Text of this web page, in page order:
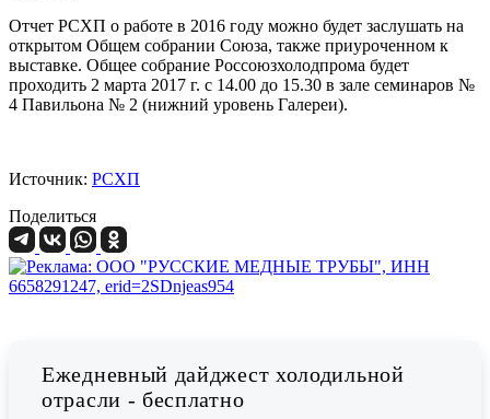
Отчет РСХП о работе в 2016 году можно будет заслушать на
открытом Общем собрании Союза, также приуроченном к
выставке. Общее собрание Россоюзхолодпрома будет
проходить 2 марта 2017 г. с 14.00 до 15.30 в зале семинаров №
4 Павильона № 2 (нижний уровень Галереи).
Источник: РСХП
Поделиться
Ежедневный дайджест холодильной
отрасли - бесплатно